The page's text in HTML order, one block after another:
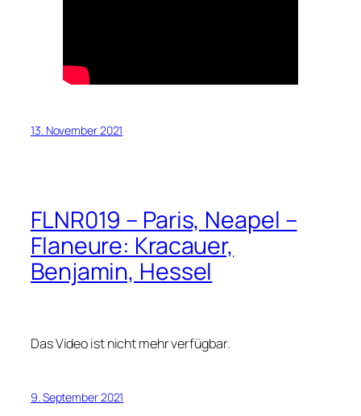
13. November 2021
FLNR019 – Paris, Neapel –
Flaneure: Kracauer,
Benjamin, Hessel
Das Video ist nicht mehr verfügbar.
9. September 2021